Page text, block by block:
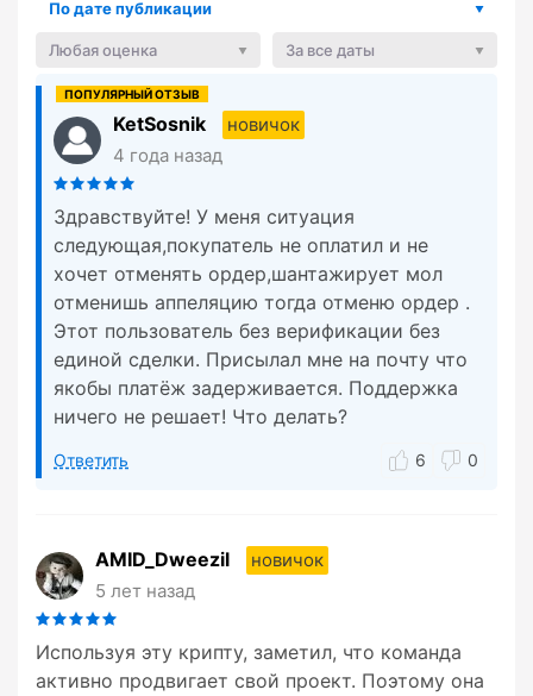
По дате публикации
Любая оценка За все даты
KetSosnik
новичок
4 года назад
Здравствуйте! У меня ситуация
следующая,покупатель не оплатил и не
хочет отменять ордер,шантажирует мол
отменишь аппеляцию тогда отменю ордер .
Этот пользователь без верификации без
единой сделки. Присылал мне на почту что
якобы платёж задерживается. Поддержка
ничего не решает! Что делать?
Ответить 6 0
AMID_Dweezil
новичок
5 лет назад
Используя эту крипту, заметил, что команда
активно продвигает свой проект. Поэтому она